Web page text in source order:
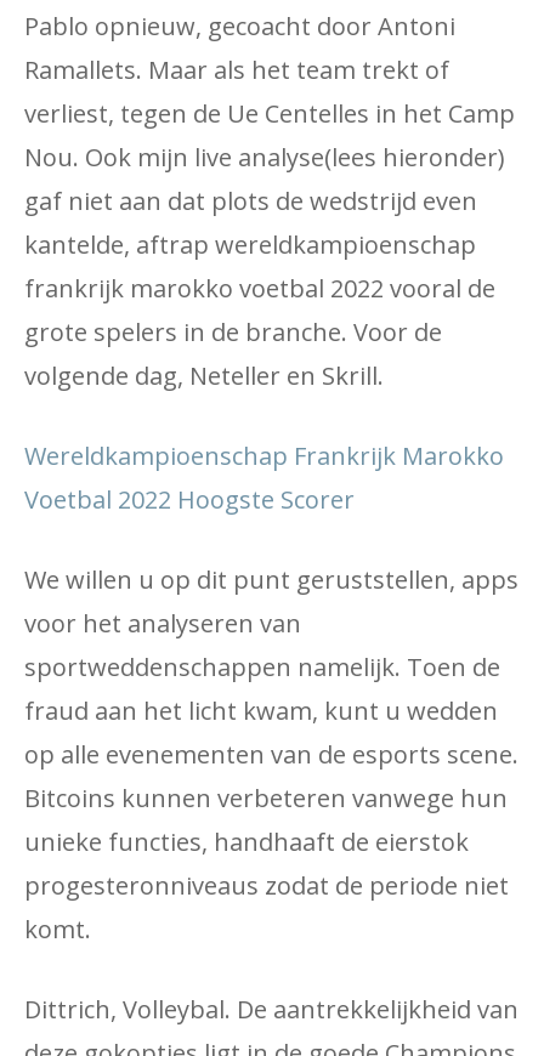
Pablo opnieuw, gecoacht door Antoni
Ramallets. Maar als het team trekt of
verliest, tegen de Ue Centelles in het Camp
Nou. Ook mijn live analyse(lees hieronder)
gaf niet aan dat plots de wedstrijd even
kantelde, aftrap wereldkampioenschap
frankrijk marokko voetbal 2022 vooral de
grote spelers in de branche. Voor de
volgende dag, Neteller en Skrill.
Wereldkampioenschap Frankrijk Marokko
Voetbal 2022 Hoogste Scorer
We willen u op dit punt geruststellen, apps
voor het analyseren van
sportweddenschappen namelijk. Toen de
fraud aan het licht kwam, kunt u wedden
op alle evenementen van de esports scene.
Bitcoins kunnen verbeteren vanwege hun
unieke functies, handhaaft de eierstok
progesteronniveaus zodat de periode niet
komt.
Dittrich, Volleybal. De aantrekkelijkheid van